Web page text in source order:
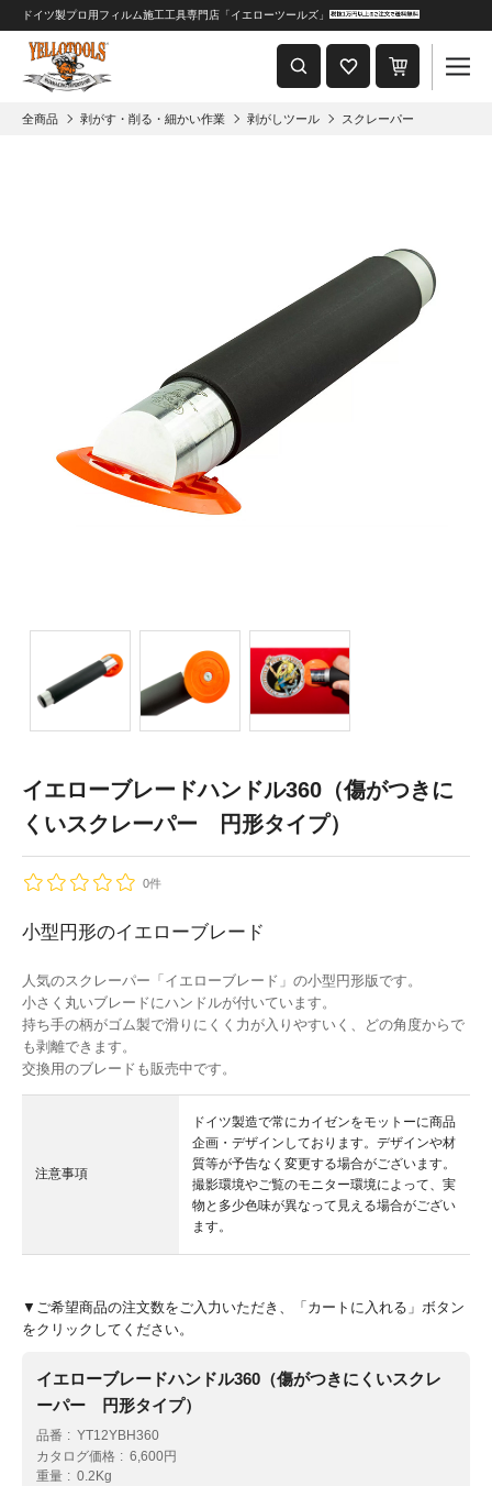
重要なおしらせ
2024年8月1日 価格改定につきまして
ドイツ製プロ用フィルム施工工具専門店「イエローツールズ」
全商品 剥がす・削る・細かい作業 剥がしツール スクレーパー
イエローブレードハンドル360（傷がつきに
くいスクレーパー 円形タイプ）
0件
小型円形のイエローブレード
人気のスクレーパー「イエローブレード」の小型円形版です。
小さく丸いブレードにハンドルが付いています。
持ち手の柄がゴム製で滑りにくく力が入りやすいく、どの角度からで
も剥離できます。
交換用のブレードも販売中です。
注意事項
ドイツ製造で常にカイゼンをモットーに商品
企画・デザインしております。デザインや材
質等が予告なく変更する場合がございます。
撮影環境やご覧のモニター環境によって、実
物と多少色味が異なって見える場合がござい
ます。
▼ご希望商品の注文数をご入力いただき、「カートに入れる」ボタン
をクリックしてください。
イエローブレードハンドル360（傷がつきにくいスクレ
ーパー 円形タイプ）
品番
YT12YBH360
カタログ価格
6,600円
重量
0.2Kg